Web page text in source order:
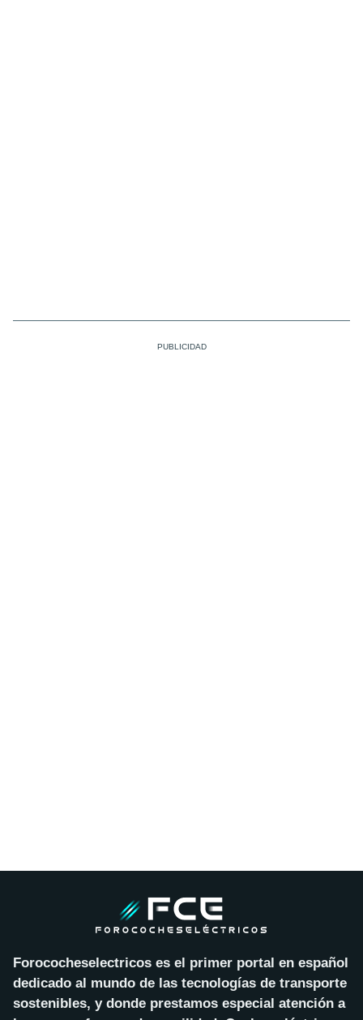
Forococheselectricos es el primer portal en español
dedicado al mundo de las tecnologías de transporte
sostenibles, y donde prestamos especial atención a